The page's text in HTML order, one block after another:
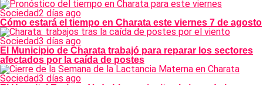
Sociedad2 días ago
Cómo estará el tiempo en Charata este viernes 7 de agosto
Sociedad3 días ago
El Municipio de Charata trabajó para reparar los sectores
afectados por la caída de postes
Sociedad3 días ago